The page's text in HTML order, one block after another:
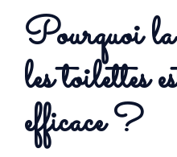
Pourquoi
les toilettes
efficace ?